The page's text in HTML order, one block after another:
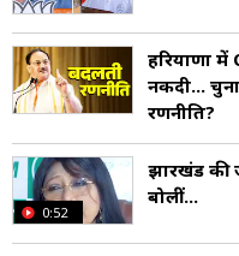
हरियाणा में
नकदी...
रणनीति?
0:52
झारखंड की
बोलीं...